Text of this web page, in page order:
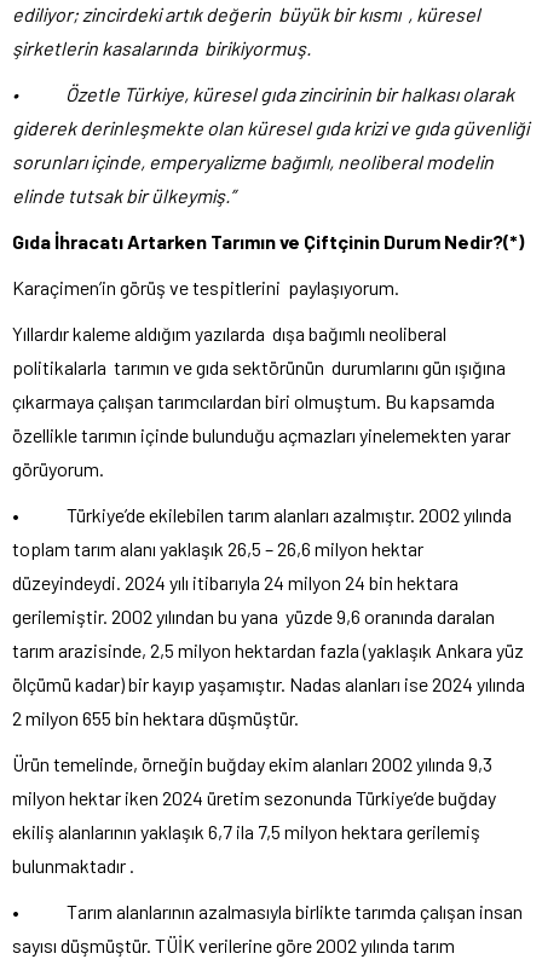
ediliyor; zincirdeki artık değerin büyük bir kısmı , küresel
şirketlerin kasalarında birikiyormuş.
• Özetle Türkiye, küresel gıda zincirinin bir halkası olarak
giderek derinleşmekte olan küresel gıda krizi ve gıda güvenliği
sorunları içinde, emperyalizme bağımlı, neoliberal modelin
elinde tutsak bir ülkeymiş.”
Gıda İhracatı Artarken Tarımın ve Çiftçinin Durum Nedir?(*)
Karaçimen’in görüş ve tespitlerini paylaşıyorum.
Yıllardır kaleme aldığım yazılarda dışa bağımlı neoliberal
politikalarla tarımın ve gıda sektörünün durumlarını gün ışığına
çıkarmaya çalışan tarımcılardan biri olmuştum. Bu kapsamda
özellikle tarımın içinde bulunduğu açmazları yinelemekten yarar
görüyorum.
• Türkiye’de ekilebilen tarım alanları azalmıştır. 2002 yılında
toplam tarım alanı yaklaşık 26,5 – 26,6 milyon hektar
düzeyindeydi. 2024 yılı itibarıyla 24 milyon 24 bin hektara
gerilemiştir. 2002 yılından bu yana yüzde 9,6 oranında daralan
tarım arazisinde, 2,5 milyon hektardan fazla (yaklaşık Ankara yüz
ölçümü kadar) bir kayıp yaşamıştır. Nadas alanları ise 2024 yılında
2 milyon 655 bin hektara düşmüştür.
Ürün temelinde, örneğin buğday ekim alanları 2002 yılında 9,3
milyon hektar iken 2024 üretim sezonunda Türkiye’de buğday
ekiliş alanlarının yaklaşık 6,7 ila 7,5 milyon hektara gerilemiş
bulunmaktadır .
• Tarım alanlarının azalmasıyla birlikte tarımda çalışan insan
sayısı düşmüştür. TÜİK verilerine göre 2002 yılında tarım